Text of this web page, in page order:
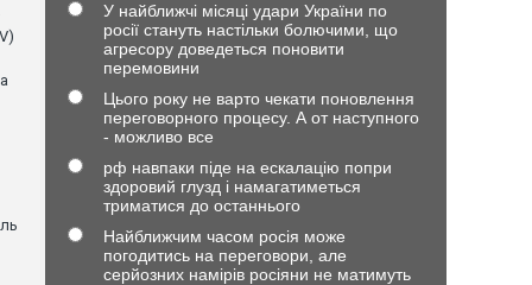
У найближчі місяці удари України по
росії стануть настільки болючими, що
агресору доведеться поновити
перемовини
Цього року не варто чекати поновлення
переговорного процесу. А от наступного
- можливо все
рф навпаки піде на ескалацію попри
здоровий глузд і намагатиметься
триматися до останнього
Найближчим часом росія може
погодитись на переговори, але
серйозних намірів росіяни не матимуть